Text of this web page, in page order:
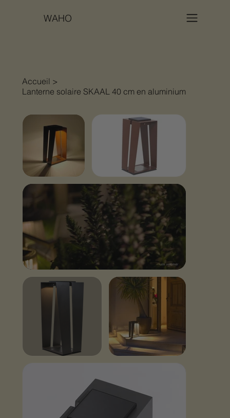
WAHO
Accueil >
Lanterne solaire SKAAL 40 cm en aluminium